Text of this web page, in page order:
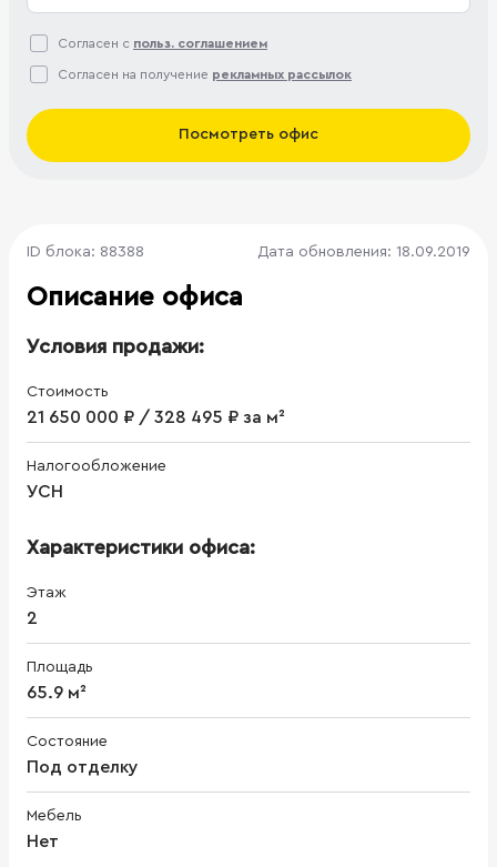
Согласен с польз. соглашением
Согласен на получение рекламных рассылок
Посмотреть офис
ID блока: 88388 Дата обновления: 18.09.2019
Описание офиса
Условия продажи:
Стоимость
21 650 000 ₽ / 328 495 ₽ за м²
Налогообложение
УСН
Характеристики офиса:
Этаж
2
Площадь
65.9 м²
Состояние
Под отделку
Мебель
Нет